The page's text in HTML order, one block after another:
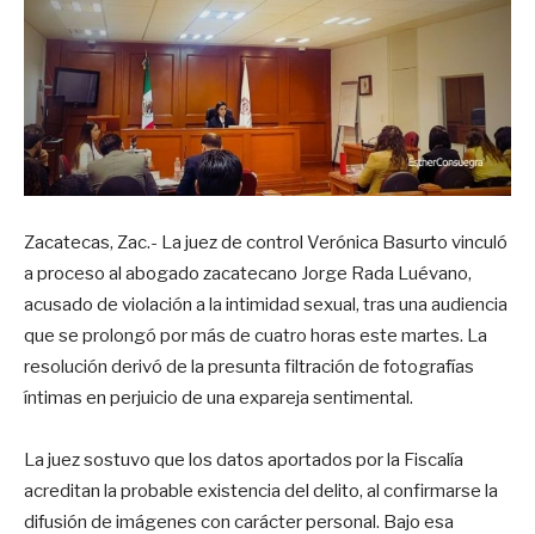
Zacatecas, Zac.- La juez de control Verónica Basurto vinculó
a proceso al abogado zacatecano Jorge Rada Luévano,
acusado de violación a la intimidad sexual, tras una audiencia
que se prolongó por más de cuatro horas este martes. La
resolución derivó de la presunta filtración de fotografías
íntimas en perjuicio de una expareja sentimental.
La juez sostuvo que los datos aportados por la Fiscalía
acreditan la probable existencia del delito, al confirmarse la
difusión de imágenes con carácter personal. Bajo esa